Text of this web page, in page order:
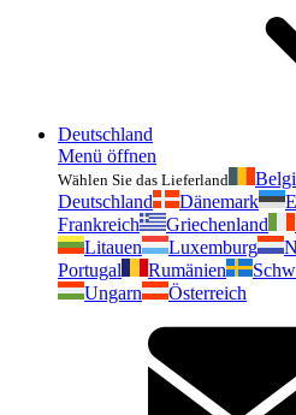
Deutschland
Menü öffnen
Wählen Sie das Lieferland
Deutschland
Dänemark
Frankreich
Griechenland
Litauen
Luxemburg
Portugal
Rumänien
Ungarn
Österreich